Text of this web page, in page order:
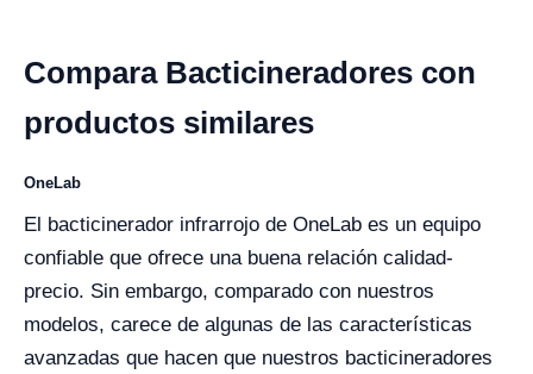
Compara Bacticineradores con
productos similares
OneLab
El bacticinerador infrarrojo de OneLab es un equipo
confiable que ofrece una buena relación calidad-
precio. Sin embargo, comparado con nuestros
modelos, carece de algunas de las características
avanzadas que hacen que nuestros bacticineradores